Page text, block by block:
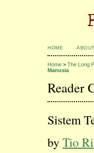
HOME ABOUT
Home > The Long
Manusia
Reader
Sistem
by Tio